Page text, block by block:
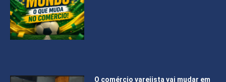
O comércio varejista vai mudar em